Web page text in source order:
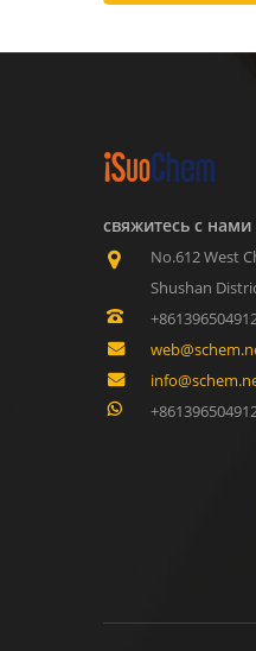
свяжитесь с нами
No.612 West
Shushan